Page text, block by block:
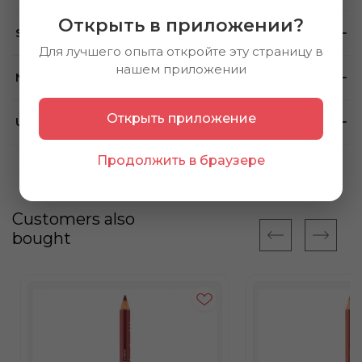
Открыть в приложении?
Для лучшего опыта откройте эту страницу в
нашем приложении
Открыть приложение
Продолжить в браузере
Store availability
Note
Using method
Customers also
bought